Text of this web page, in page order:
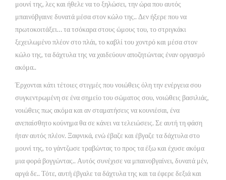
μουνί της, λες και ήθελε να το ξηλώσει, την ώρα που αυτός
μπαινόβγαινε δυνατά μέσα στον κώλο της.. Δεν ήξερε που να
πρωτοκοιτάξει… τα τσόκαρα στους ώμους του, το στριγκάκι
ξεχειλωμένο πλέον στο πλάι, το καβλί του χοντρό και μέσα στον
κώλο της, τα δάχτυλα της να χαιδεύουν αποζητώντας έναν οργασμό
ακόμα..
Έρχονται κάτι τέτοιες στιγμές που νοιώθεις όλη την ενέργεια σου
συγκεντρωμένη σε ένα σημείο του σώματος σου, νοιώθεις βασιλιάς,
νοιώθεις πως ακόμα και αν σταματήσεις να κουνιέσαι, ένα
ανεπαίσθητο κούνημα θα σε κάνει να τελειώσεις. Σε αυτή τη φάση
ήταν αυτός πλέον. Ξαφνικά, ενώ έβαζε και έβγαζε τα δάχτυλα στο
μουνί της, το γάντζωσε τραβώντας το προς τα έξω και έχυσε ακόμα
μια φορά βογγώντας.. Αυτός συνέχισε να μπαινοβγαίνει, δυνατά μέν,
αργά δε.. Τότε, αυτή έβγαλε τα δάχτυλα της και τα έφερε δεξιά και